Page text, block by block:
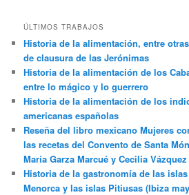
ÚLTIMOS TRABAJOS
Historia de la alimentación, entre
de clausura de las Jerónimas
Historia de la alimentación de los
entre lo mágico y lo guerrero
Historia de la alimentación de los
americanas españolas
Reseña del libro mexicano Mujeres
las recetas del Convento de Santa
María Garza Marcué y Cecilia
Historia de la gastronomía de las
Menorca y las islas Pitiusas (Ibiza